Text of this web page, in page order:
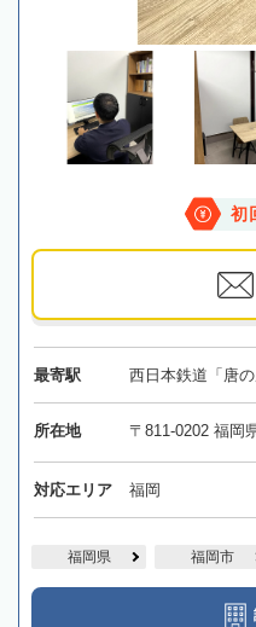
初
最寄駅 西日本鉄道「唐
所在地 〒811-0202 福岡
対応エリア 福岡
福岡県 福岡市